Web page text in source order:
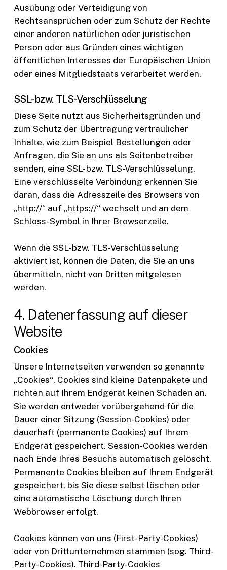
Ausübung oder Verteidigung von
Rechtsansprüchen oder zum Schutz der Rechte
einer anderen natürlichen oder juristischen
Person oder aus Gründen eines wichtigen
öffentlichen Interesses der Europäischen Union
oder eines Mitgliedstaats verarbeitet werden.
SSL- bzw. TLS-Verschlüsselung
Diese Seite nutzt aus Sicherheitsgründen und
zum Schutz der Übertragung vertraulicher
Inhalte, wie zum Beispiel Bestellungen oder
Anfragen, die Sie an uns als Seitenbetreiber
senden, eine SSL- bzw. TLS-Verschlüsselung.
Eine verschlüsselte Verbindung erkennen Sie
daran, dass die Adresszeile des Browsers von
„http://“ auf „https://“ wechselt und an dem
Schloss-Symbol in Ihrer Browserzeile.
Wenn die SSL- bzw. TLS-Verschlüsselung
aktiviert ist, können die Daten, die Sie an uns
übermitteln, nicht von Dritten mitgelesen
werden.
4. Datenerfassung auf dieser
Website
Cookies
Unsere Internetseiten verwenden so genannte
„Cookies“. Cookies sind kleine Datenpakete und
richten auf Ihrem Endgerät keinen Schaden an.
Sie werden entweder vorübergehend für die
Dauer einer Sitzung (Session-Cookies) oder
dauerhaft (permanente Cookies) auf Ihrem
Endgerät gespeichert. Session-Cookies werden
nach Ende Ihres Besuchs automatisch gelöscht.
Permanente Cookies bleiben auf Ihrem Endgerät
gespeichert, bis Sie diese selbst löschen oder
eine automatische Löschung durch Ihren
Webbrowser erfolgt.
Cookies können von uns (First-Party-Cookies)
oder von Drittunternehmen stammen (sog. Third-
Party-Cookies). Third-Party-Cookies